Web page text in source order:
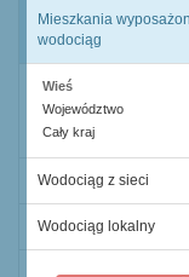
Mieszkania
wodociąg
Wieś
Województwo
Cały kraj
Wodociąg z sieci
Wodociąg lokalny